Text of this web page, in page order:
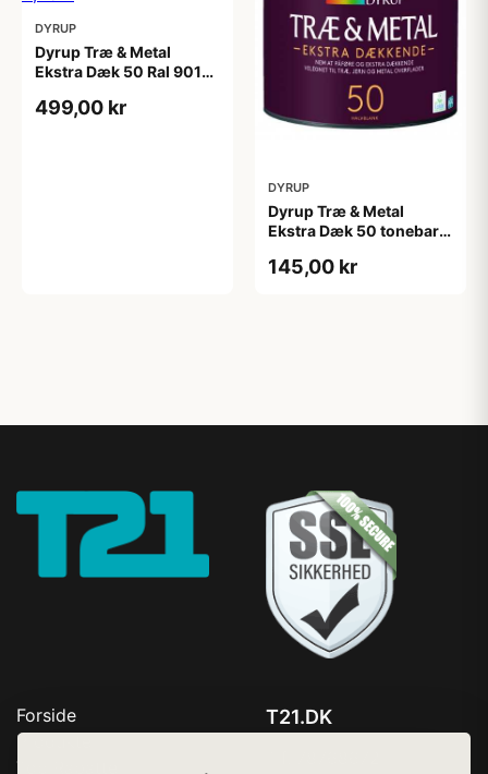
DYRUP
Dyrup Træ & Metal
Ekstra Dæk 50 Ral 9010
499,00 kr
DYRUP
Dyrup Træ & Metal
Ekstra Dæk 50 tonebar
145,00 kr
Forside
Produkter
Top Rabatter
T21.DK